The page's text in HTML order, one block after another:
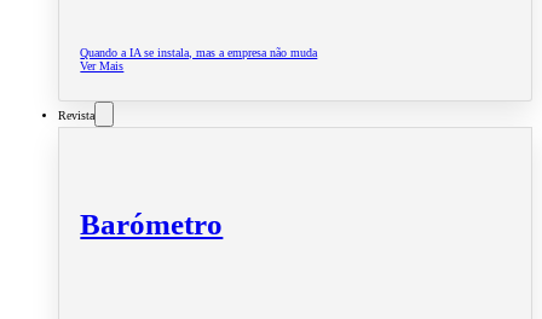
Quando a IA se instala, mas a empresa não muda
Ver Mais
Revista
Barómetro